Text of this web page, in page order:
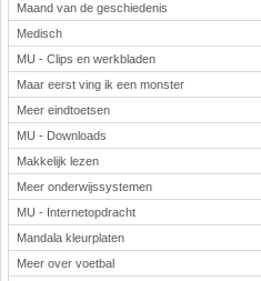
Maand van de geschiedenis
Medisch
MU - Clips en werkbladen
Maar eerst ving ik een monster
Meer eindtoetsen
MU - Downloads
Makkelijk lezen
Meer onderwijssystemen
MU - Internetopdracht
Mandala kleurplaten
Meer over voetbal